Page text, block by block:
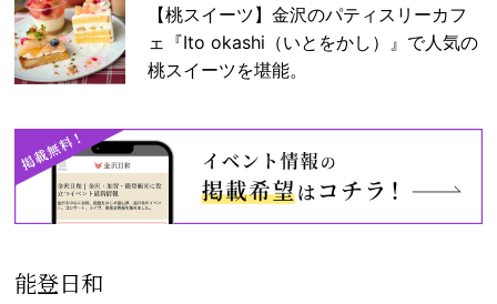
【桃スイーツ】金沢のパティスリーカフ
ェ『Ito okashi（いとをかし）』で人気の
桃スイーツを堪能。
能登日和